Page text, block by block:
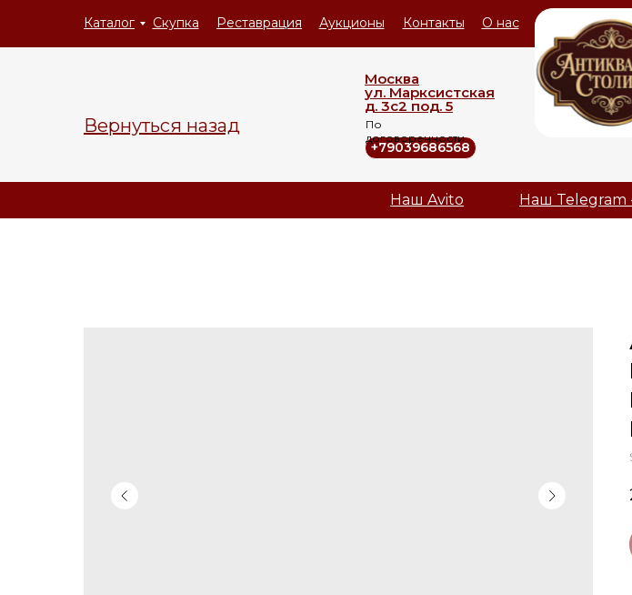
Аукционы
Реставрация
Скупка Контакты О нас
Каталог
Москва
ул. Марксистская
д. 3с2 под. 5
+79039686568
По
договоренности
Вернуться назад
Наш Avito Наш Telegram